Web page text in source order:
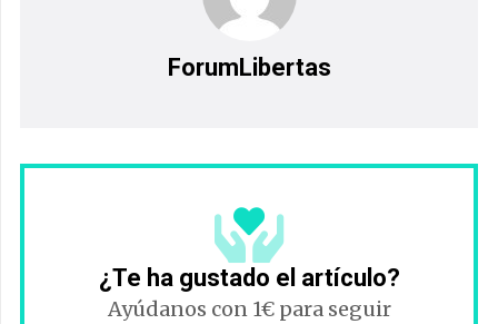
ForumLibertas
¿Te ha gustado el artículo?
Ayúdanos con 1€ para seguir